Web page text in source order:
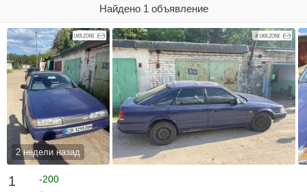
Найдено 1 объявление
2 недели назад
1
-200